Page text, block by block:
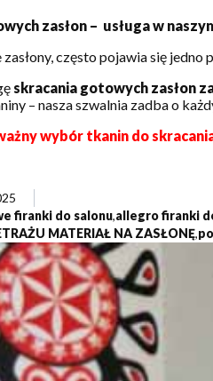
zasłon – usługa w
często pojawia się jedno
skracania gotowych zasłon
– nasza szwalnia zadba o
wybór tkanin do
firanki do salonu,allegro firanki
MATERIAŁ NA ZASŁONĘ,